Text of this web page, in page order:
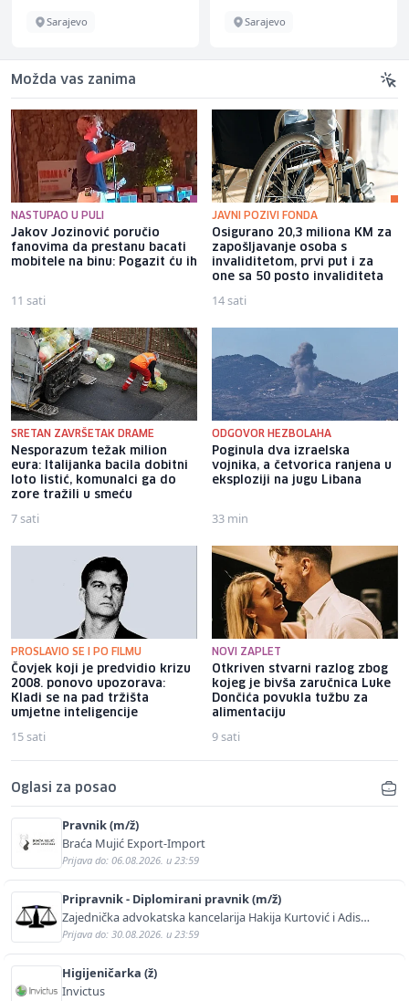
Sarajevo Sarajevo
Možda vas zanima
NASTUPAO U PULI
Jakov Jozinović poručio
fanovima da prestanu bacati
mobitele na binu: Pogazit ću ih
11 sati
JAVNI POZIVI FONDA
Osigurano 20,3 miliona KM za
zapošljavanje osoba s
invaliditetom, prvi put i za
one sa 50 posto invaliditeta
14 sati
SRETAN ZAVRŠETAK DRAME
Nesporazum težak milion
eura: Italijanka bacila dobitni
loto listić, komunalci ga do
zore tražili u smeću
7 sati
ODGOVOR HEZBOLAHA
Poginula dva izraelska
vojnika, a četvorica ranjena u
eksploziji na jugu Libana
33 min
PROSLAVIO SE I PO FILMU
Čovjek koji je predvidio krizu
2008. ponovo upozorava:
Kladi se na pad tržišta
umjetne inteligencije
15 sati
NOVI ZAPLET
Otkriven stvarni razlog zbog
kojeg je bivša zaručnica Luke
Dončića povukla tužbu za
alimentaciju
9 sati
Oglasi za posao
Pravnik (m/ž)
Braća Mujić Export-Import
Prijava do: 06.08.2026. u 23:59
Pripravnik - Diplomirani pravnik (m/ž)
Zajednička advokatska kancelarija Hakija Kurtović i Adis
Kurtović
Prijava do: 30.08.2026. u 23:59
Higijeničarka (ž)
Invictus